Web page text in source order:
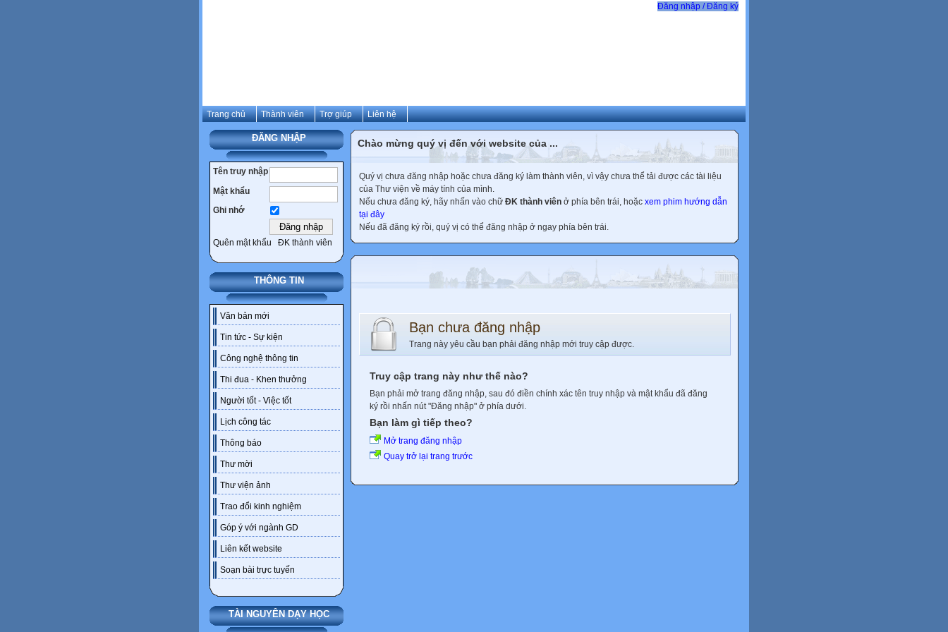
Đăng nhập / Đăng ký
Trang chủ Thành viên Trợ giúp Liên hệ
ĐĂNG NHẬP
Tên truy nhập
Mật khẩu
Ghi nhớ
Quên mật khẩu ĐK thành viên
THÔNG TIN
Văn bản mới
Tin tức - Sự kiện
Công nghệ thông tin
Thi đua - Khen thưởng
Người tốt - Việc tốt
Lịch công tác
Thông báo
Thư mời
Thư viện ảnh
Trao đổi kinh nghiệm
Góp ý với ngành GD
Liên kết website
Soạn bài trực tuyến
TÀI NGUYÊN DẠY HỌC
Chào mừng quý vị đến với website của ...
Quý vị chưa đăng nhập hoặc chưa đăng ký làm thành viên, vì vậy chưa thể tải được các tài liệu
của Thư viện về máy tính của mình.
Nếu chưa đăng ký, hãy nhấn vào chữ ĐK thành viên ở phía bên trái, hoặc xem phim hướng dẫn
tại đây
Nếu đã đăng ký rồi, quý vị có thể đăng nhập ở ngay phía bên trái.
Bạn chưa đăng nhập
Trang này yêu cầu bạn phải đăng nhập mới truy cập được.
Truy cập trang này như thế nào?
Bạn phải mở trang đăng nhập, sau đó điền chính xác tên truy nhập và mật khẩu đã đăng
ký rồi nhấn nút "Đăng nhập" ở phía dưới.
Bạn làm gì tiếp theo?
Mở trang đăng nhập
Quay trở lại trang trước